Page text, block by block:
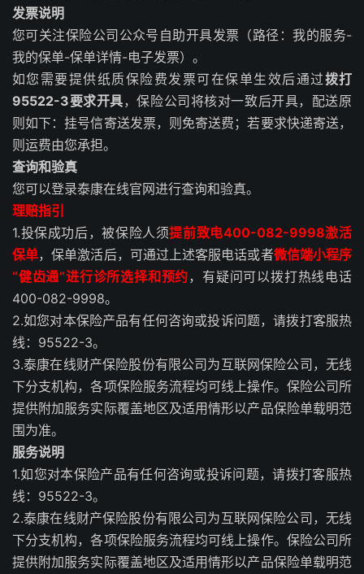
发票说明
您可关注保险公司公众号自助开具发票（路径：我的服务-
我的保单-保单详情-电子发票）。
如您需要提供纸质保险费发票可在保单生效后通过拨打
95522-3要求开具，保险公司将核对一致后开具，配送原
则如下：挂号信寄送发票，则免寄送费；若要求快递寄送，
则运费由您承担。
查询和验真
您可以登录泰康在线官网进行查询和验真。
理赔指引
1.投保成功后，被保险人须提前致电400-082-9998激活
保单，保单激活后，可通过上述客服电话或者微信端小程序
“健齿通”进行诊所选择和预约，有疑问可以拨打热线电话
400-082-9998。
2.如您对本保险产品有任何咨询或投诉问题，请拨打客服热
线：95522-3。
3.泰康在线财产保险股份有限公司为互联网保险公司，无线
下分支机构，各项保险服务流程均可线上操作。保险公司所
提供附加服务实际覆盖地区及适用情形以产品保险单载明范
围为准。
服务说明
1.如您对本保险产品有任何咨询或投诉问题，请拨打客服热
线：95522-3。
2.泰康在线财产保险股份有限公司为互联网保险公司，无线
下分支机构，各项保险服务流程均可线上操作。保险公司所
提供附加服务实际覆盖地区及适用情形以产品保险单载明范